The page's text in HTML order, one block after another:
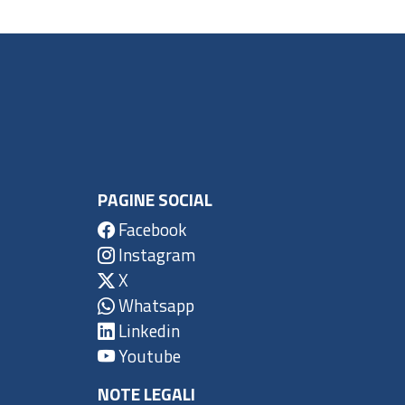
PAGINE SOCIAL
Facebook
Instagram
X
Whatsapp
Linkedin
Youtube
NOTE LEGALI